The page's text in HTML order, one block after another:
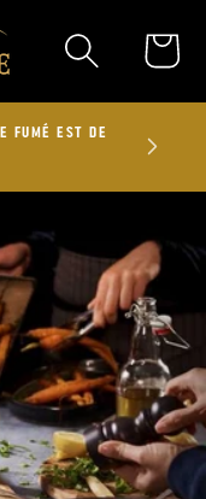
Panier
FUMÉ EST DE